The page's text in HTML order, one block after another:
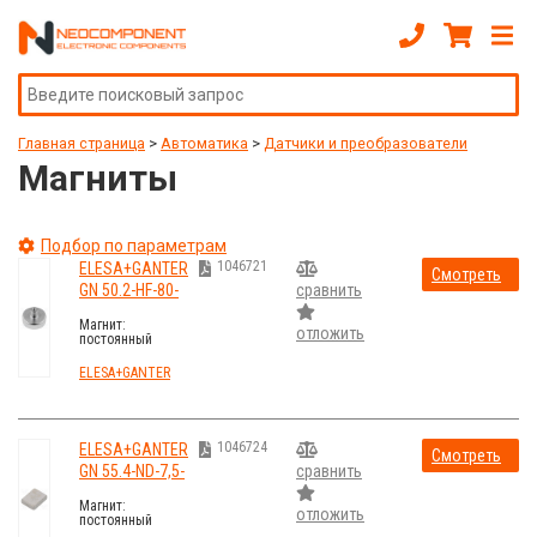
Главная страница > Автоматика > Датчики и преобразователи
Магниты
Подбор по параметрам
ELESA+GANTER
GN 50.2-HF-80-
Магнит:
постоянный
феррит; H:16мм;
600Н; Ø:80мм
ELESA+GANTER
1046721
сравнить
отложить
Смотреть
стоимость
ELESA+GANTER
GN 55.4-ND-7,5-
Магнит:
постоянный
1046724
сравнить
отложить
Смотреть
стоимость